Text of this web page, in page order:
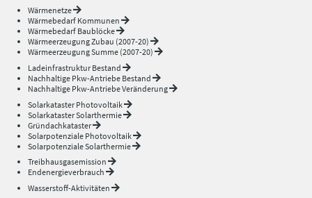
Wärmenetze
Wärmebedarf Kommunen
Wärmebedarf Baublöcke
Wärmeerzeugung Zubau (2007-20)
Wärmeerzeugung Summe (2007-20)
Ladeinfrastruktur Bestand
Nachhaltige Pkw-Antriebe Bestand
Nachhaltige Pkw-Antriebe Veränderung
Solarkataster Photovoltaik
Solarkataster Solarthermie
Gründachkataster
Solarpotenziale Photovoltaik
Solarpotenziale Solarthermie
Treibhausgasemission
Endenergieverbrauch
Wasserstoff-Aktivitäten